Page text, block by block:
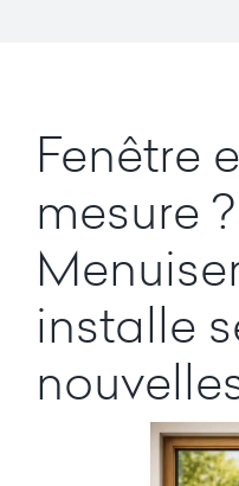
Fenêtre
mesure
installe